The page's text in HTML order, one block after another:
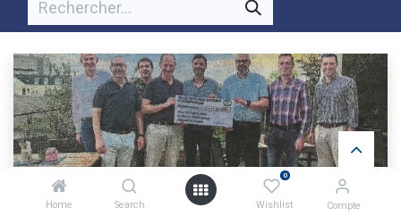
Home Search
0
Wishlist Compte